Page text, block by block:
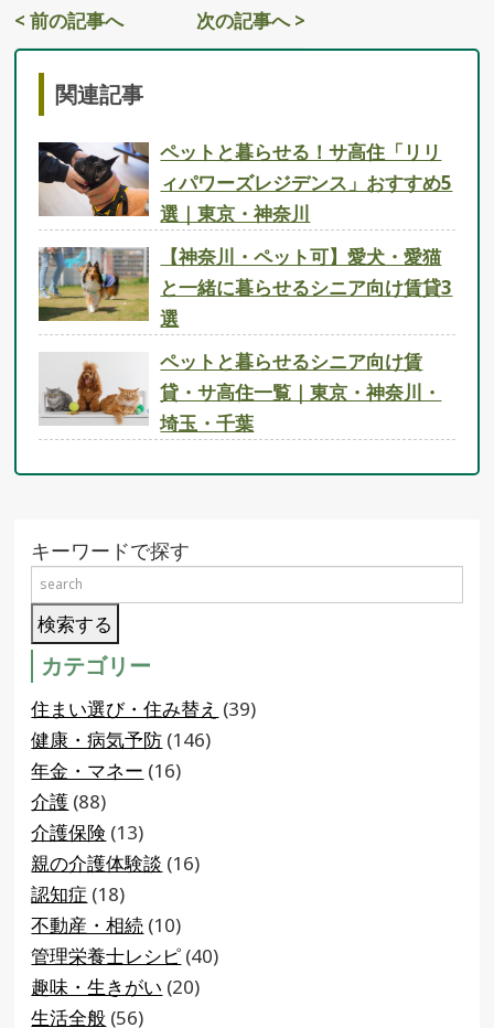
< 前の記事へ
次の記事へ >
関連記事
ペットと暮らせる！サ高住「リリ
ィパワーズレジデンス」おすすめ5
選｜東京・神奈川
【神奈川・ペット可】愛犬・愛猫
と一緒に暮らせるシニア向け賃貸3
選
ペットと暮らせるシニア向け賃
貸・サ高住一覧｜東京・神奈川・
埼玉・千葉
キーワードで探す
カテゴリー
住まい選び・住み替え (39)
健康・病気予防 (146)
年金・マネー (16)
介護 (88)
介護保険 (13)
親の介護体験談 (16)
認知症 (18)
不動産・相続 (10)
管理栄養士レシピ (40)
趣味・生きがい (20)
生活全般 (56)